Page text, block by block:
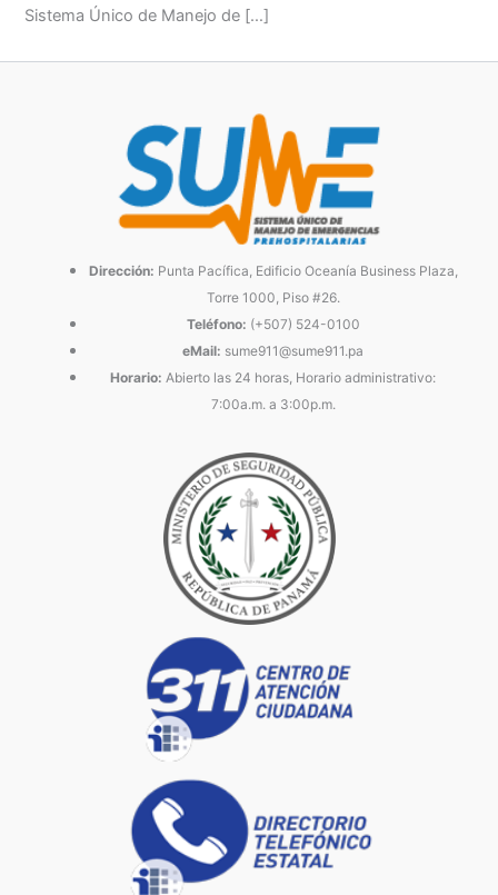
Sistema Único de Manejo de […]
Dirección: Punta Pacífica, Edificio Oceanía Business Plaza,
Torre 1000, Piso #26.
Teléfono: (+507) 524-0100
eMail: sume911@sume911.pa
Horario: Abierto las 24 horas, Horario administrativo:
7:00a.m. a 3:00p.m.